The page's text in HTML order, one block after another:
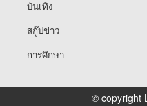
บันเทิง
สกู๊ปข่าว
การศึกษา
© copyright